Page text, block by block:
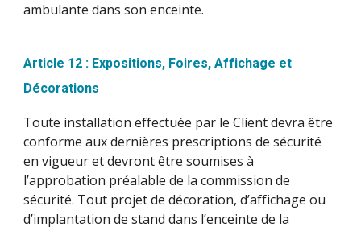
ambulante dans son enceinte.
Article 12 : Expositions, Foires, Affichage et
Décorations
Toute installation effectuée par le Client devra être
conforme aux dernières prescriptions de sécurité
en vigueur et devront être soumises à
l’approbation préalable de la commission de
sécurité. Tout projet de décoration, d’affichage ou
d’implantation de stand dans l’enceinte de la